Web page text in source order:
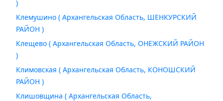
)
Клемушино ( Архангельская Область, ШЕНКУРСКИЙ
РАЙОН )
Клещево ( Архангельская Область, ОНЕЖСКИЙ РАЙОН
)
Климовская ( Архангельская Область, КОНОШСКИЙ
РАЙОН )
Клишовщина ( Архангельская Область,